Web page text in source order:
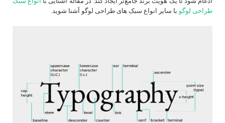
طراحی لوگو با سایر انواع سبک های طراحی لوگو آشنا شوید.